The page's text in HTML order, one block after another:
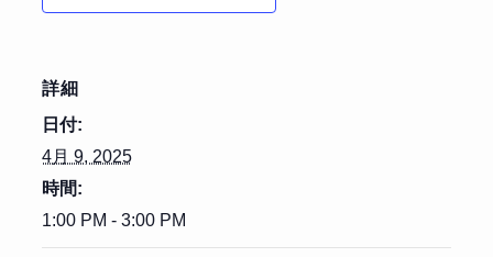
詳細
日付:
4月 9, 2025
時間:
1:00 PM - 3:00 PM